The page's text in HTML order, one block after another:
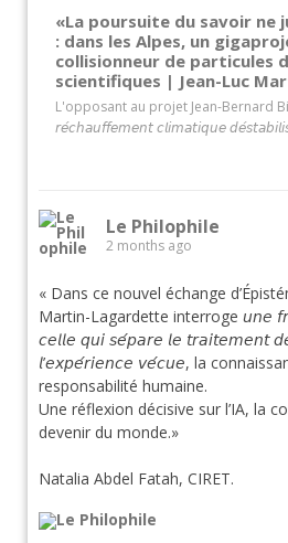
«La poursuite du savoir
: dans les Alpes, un
collisionneur de particules
scientifiques | Jean-Luc
L'opposant au projet Jean-Bernard
𝘳𝘦́𝘤𝘩𝘢𝘶𝘧𝘧𝘦𝘮𝘦𝘯𝘵 𝘤𝘭𝘪𝘮𝘢𝘵𝘪𝘲𝘶𝘦
Le Philophile
2 months ago
« Dans ce nouvel échange
Martin-Lagardette interroge 𝘶𝘯𝘦
𝘤𝘦𝘭𝘭𝘦 𝘲𝘶𝘪 𝘴𝘦́𝘱𝘢𝘳𝘦 𝘭𝘦 𝘵𝘳𝘢𝘪𝘵𝘦𝘮𝘦𝘯𝘵
𝘭’𝘦𝘹𝘱𝘦́𝘳𝘪𝘦𝘯𝘤𝘦 𝘷𝘦́𝘤𝘶𝘦, la
responsabilité humaine.
Une réflexion décisive sur l’IA, la
devenir du monde.»
Natalia Abdel Fatah, CIRET.